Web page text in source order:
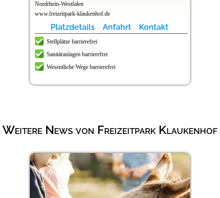
Nordrhein-Westfalen
www.freizeitpark-klaukenhof.de
Platzdetails Anfahrt Kontakt
Stellplätze barrierefrei
Sanitäranlagen barrierefrei
Wesentliche Wege barrierefrei
Weitere News von Freizeitpark Klaukenhof